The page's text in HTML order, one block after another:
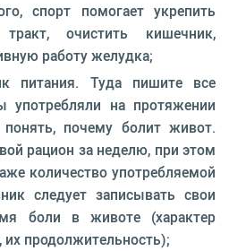
спорт помогает укрепить
тракт, очистить кишечник,
работу желудка;
питания. Туда пишите все
на протяжении
почему болит живот.
рацион за неделю, при этом
количество употребляемой
следует записывать свои
боли в животе (характер
продолжительность);